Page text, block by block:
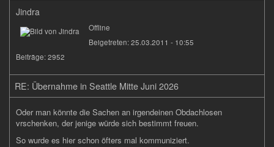
Jindra
Offline
Beigetreten:25.03.2011 - 10:55
Beiträge:2952
RE: Übernahme in Seattle Mitte Juni 2026
Oder man könnte die Sachen an irgendeinen Obdachlosen
vrschenken, der jenige würde sich bestimmt freuen.
So wurde es hier schon öfters mal kommuniziert.